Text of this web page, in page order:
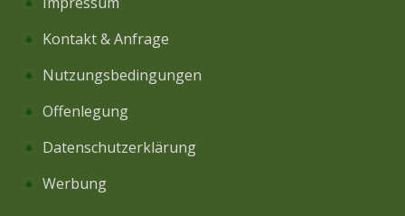
Kontakt & Anfrage
Nutzungsbedingungen
Offenlegung
Datenschutzerklärung
Werbung